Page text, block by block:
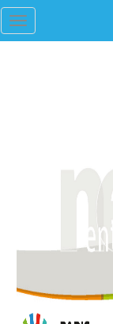
Toggle
navigation